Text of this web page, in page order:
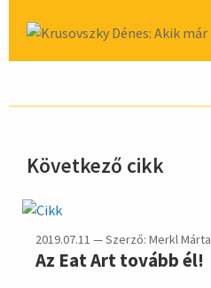
Következő cikk
2019.07.11 — Szerző: Merkl Márta
Az Eat Art tovább él!